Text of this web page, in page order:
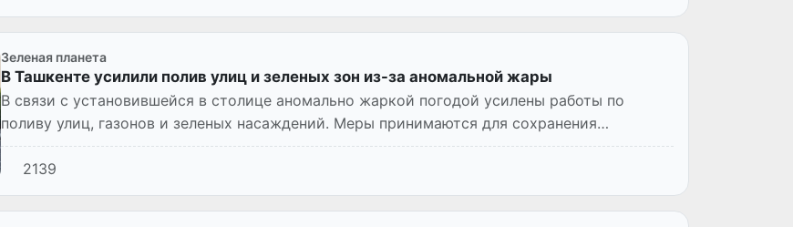
Зеленая планета
В Ташкенте усилили полив улиц и зеленых зон из-за аномальной жары
В связи с установившейся в столице аномально жаркой погодой усилены работы по
поливу улиц, газонов и зеленых насаждений. Меры принимаются для сохранения
городской зелени и создания...
2139